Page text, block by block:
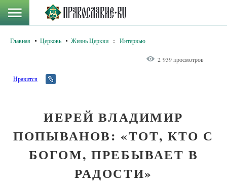
Главная Церковь Жизнь Церкви : Интервью
2 939 просмотров
Нравится
ИЕРЕЙ ВЛАДИМИР
ПОПЫВАНОВ: «ТОТ, КТО С
БОГОМ, ПРЕБЫВАЕТ В
РАДОСТИ»